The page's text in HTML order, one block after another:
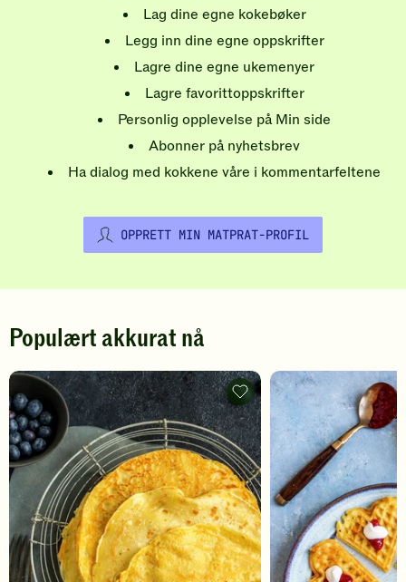
Lag dine egne kokebøker
Legg inn dine egne oppskrifter
Lagre dine egne ukemenyer
Lagre favorittoppskrifter
Personlig opplevelse på Min side
Abonner på nyhetsbrev
Ha dialog med kokkene våre i kommentarfeltene
OPPRETT MIN MATPRAT-PROFIL
Populært akkurat nå
Pannekaker
-
legg
til
favoritter